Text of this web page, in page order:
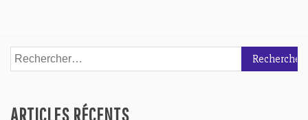
Rechercher :
ARTICLES RÉCENTS